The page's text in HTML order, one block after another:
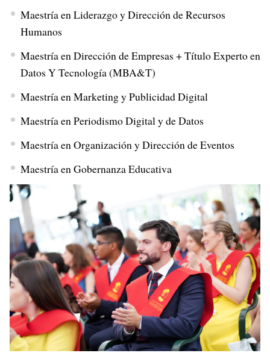
Maestría en Liderazgo y Dirección de Recursos
Humanos
Maestría en Dirección de Empresas + Título Experto en
Datos Y Tecnología (MBA&T)
Maestría en Marketing y Publicidad Digital
Maestría en Periodismo Digital y de Datos
Maestría en Organización y Dirección de Eventos
Maestría en Gobernanza Educativa